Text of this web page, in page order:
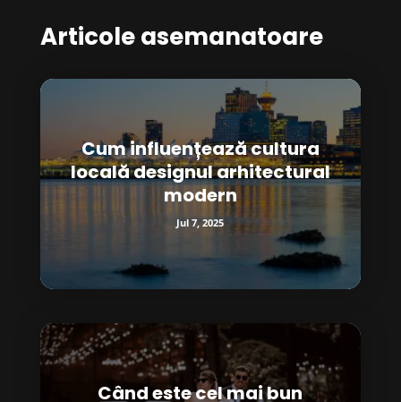
Articole asemanatoare
Cum influențează cultura
locală designul arhitectural
modern
Jul 7, 2025
Când este cel mai bun